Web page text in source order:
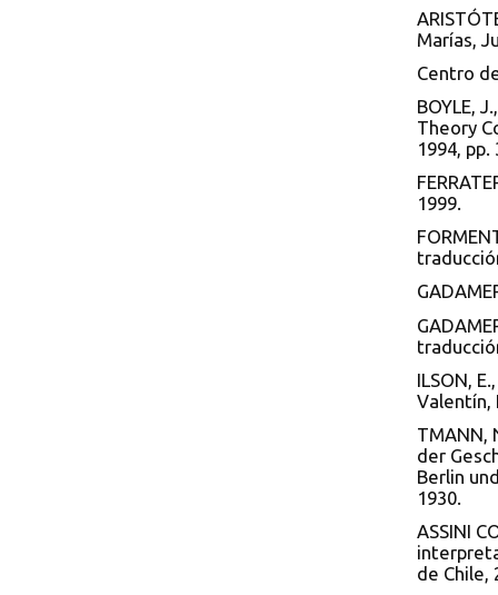
Marías,
Centro
BOYLE,
Theory
1994, pp.
1999.
ILSON,
Valentín,
TMANN,
der
Berlin
1930.
ASSINI
de Chile,